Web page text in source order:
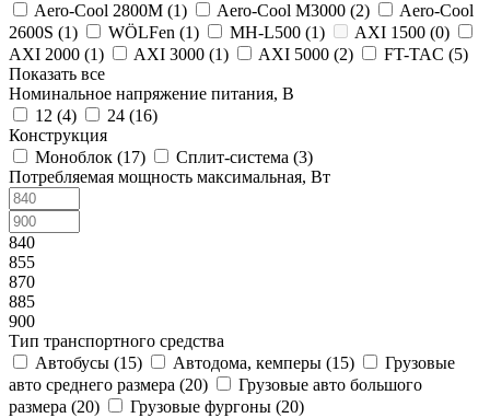
Aero-Cool 2800M (1) Aero-Cool M3000 (2)
Aero-Cool
2600S (1) WÖLFen (1) MH-L500 (1) AXI 1500 (0)
AXI 2000 (1) AXI 3000 (1) AXI 5000 (2) FT-TAC (5)
Показать все
Номинальное напряжение питания, В
12 (4) 24 (16)
Конструкция
Моноблок (17) Сплит-система (3)
Потребляемая мощность максимальная, Вт
840
855
870
885
900
Тип транспортного средства
Автобусы (15) Автодома, кемперы (15)
Грузовые
авто среднего размера (20)
Грузовые авто большого
размера (20) Грузовые фургоны (20)